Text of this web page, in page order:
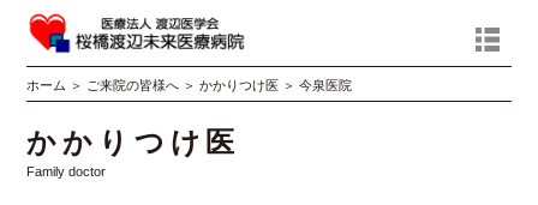
ホーム ＞ ご来院の皆様へ ＞かかりつけ医 ＞今泉医院
かかりつけ医
Family doctor